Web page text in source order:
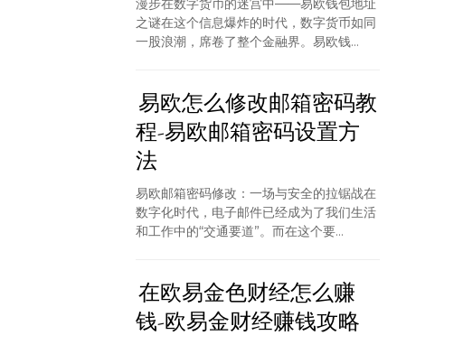
漫步在数字货币的迷宫中——易欧钱包地址
之谜在这个信息爆炸的时代，数字货币如同
一股浪潮，席卷了整个金融界。易欧钱...
易欧怎么修改邮箱密码教
程-易欧邮箱密码设置方
法
易欧邮箱密码修改：一场与安全的拉锯战在
数字化时代，电子邮件已经成为了我们生活
和工作中的“交通要道”。而在这个要...
在欧易金色财经怎么赚
钱-欧易金财经赚钱攻略